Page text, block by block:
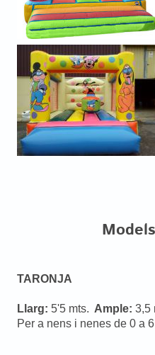
TARONJA
Llarg: 5'5 mts. Ample: 3,5
Per a nens i nenes de 0 a